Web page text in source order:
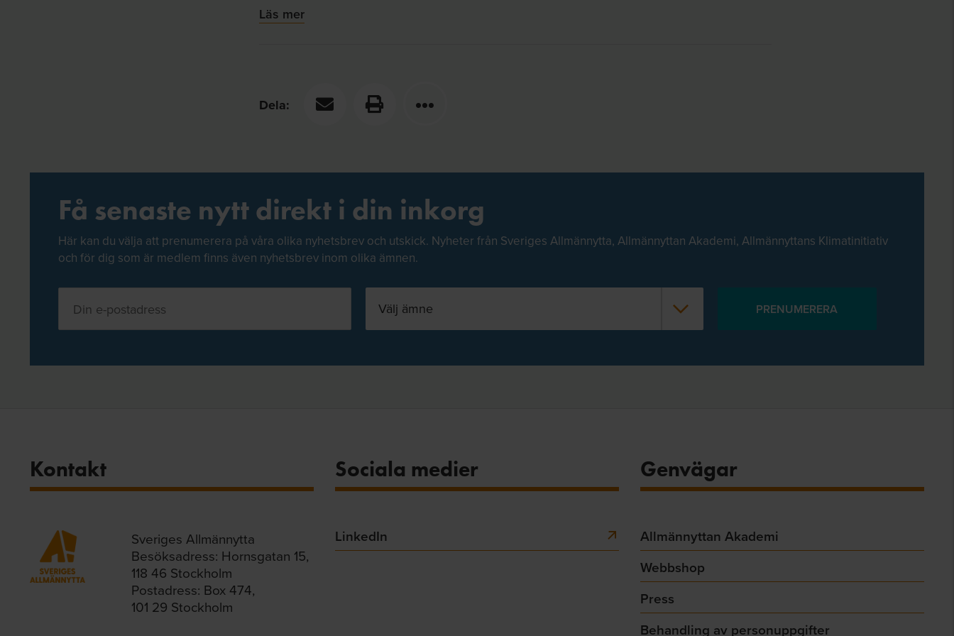
Läs mer
Dela:
Få senaste nytt direkt i din inkorg
Här kan du välja att prenumerera på våra olika nyhetsbrev och utskick. Nyheter från Sveriges Allmännytta, Allmännyttan Akademi, Allmännyttans Klimatinitiativ
och för dig som är medlem finns även nyhetsbrev inom olika ämnen.
Välj ämne
Kontakt
Sveriges Allmännytta
Besöksadress: Hornsgatan 15,
118 46 Stockholm
Postadress: Box 474,
101 29 Stockholm
Sociala medier
LinkedIn
Genvägar
Allmännyttan Akademi
Webbshop
Press
Behandling av personuppgifter